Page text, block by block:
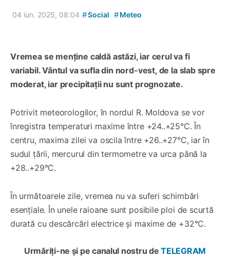
04 iun. 2025, 08:04 #Social #Meteo
Vremea se menține caldă astăzi, iar cerul va fi
variabil.Vântul va sufla din nord-vest, de la slab spre
moderat, iar precipitații nu sunt prognozate.
Potrivit meteorologilor, în nordul R. Moldova se vor
înregistra temperaturi maxime între +24..+25°C. În
centru, maxima zilei va oscila între +26..+27°C, iar în
sudul țării, mercurul din termometre va urca până la
+28..+29°C.
În următoarele zile, vremea nu va suferi schimbări
esențiale. În unele raioane sunt posibile ploi de scurtă
durată cu descărcări electrice și maxime de +32°C.
Urmăriți-ne și pe canalul nostru deTELEGRAM